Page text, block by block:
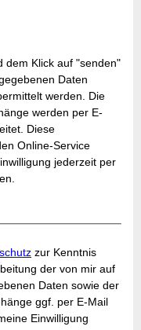
dem Klick auf "senden"
Daten
werden. Die
werden per E-
Diese
Online-Service
jederzeit per
zur Kenntnis
der von mir auf
Daten sowie der
ggf. per E-Mail
Einwilligung